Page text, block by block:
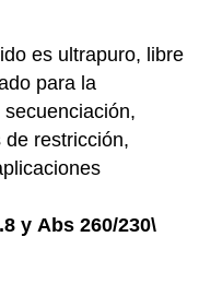
es ultrapuro, libre
para la
restricción,
y Abs 260/230\